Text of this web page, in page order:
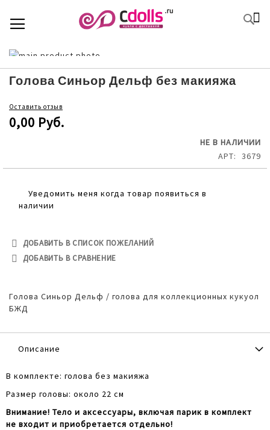
TO
CONTENT
Голова Синьор Дельф без макияжа
Оставить отзыв
0,00 Руб.
НЕ В НАЛИЧИИ
АРТ
3679
Уведомить меня когда товар появиться в
наличии
ДОБАВИТЬ В СПИСОК ПОЖЕЛАНИЙ
ДОБАВИТЬ В СРАВНЕНИЕ
Голова Синьор Дельф / голова для коллекционных кукуол
БЖД
Skip
to
the
of
the
images
Skip
to
beginning
of
the
Описание
В комплекте: голова без макияжа
Размер головы: около 22 см
Внимание! Тело и аксессуары, включая парик в комплект
не входит и приобретается отдельно!